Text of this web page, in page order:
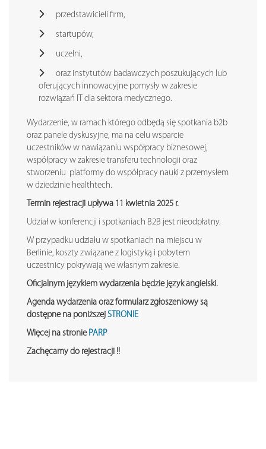
przedstawicieli firm,
startupów,
uczelni,
oraz instytutów badawczych poszukujących lub
oferujących innowacyjne pomysły w zakresie
rozwiązań IT dla sektora medycznego.
Wydarzenie, w ramach którego odbędą się spotkania b2b
oraz panele dyskusyjne, ma na celu wsparcie
uczestników w nawiązaniu współpracy biznesowej,
współpracy w zakresie transferu technologii oraz
stworzeniu platformy do współpracy nauki z przemysłem
w dziedzinie healthtech.
Termin rejestracji upływa 11 kwietnia 2025 r.
Udział w konferencji i spotkaniach B2B jest nieodpłatny.
W przypadku udziału w spotkaniach na miejscu w
Berlinie, koszty związane z logistyką i pobytem
uczestnicy pokrywają we własnym zakresie.
Oficjalnym językiem wydarzenia będzie język angielski.
Agenda wydarzenia oraz formularz zgłoszeniowy są
dostępne na poniższej STRONIE
Więcej na stronie PARP
Zachęcamy do rejestracji !!